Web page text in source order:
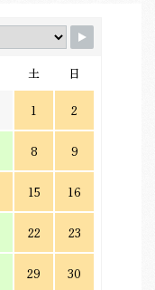
土 日
1 2
8 9
15 16
22 23
29 30